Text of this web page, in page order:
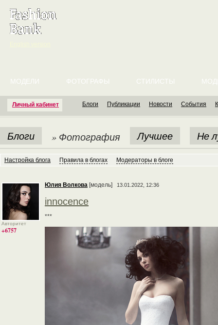
Личный кабинет
МОДЕЛИ ФОТОГРАФЫ СТИЛИСТЫ
Блоги Публикации Новости События
Блоги » Фотография Лучшее Не
Настройка блога Правила в блогах Модераторы в блоге
Авторитет
+6757
Юлия Волкова [модель] 13.01.2022, 12:36
innocence
***